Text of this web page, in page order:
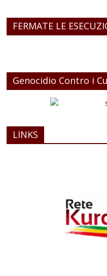
FERMATE LE
Genocidio Contro i
LINKS